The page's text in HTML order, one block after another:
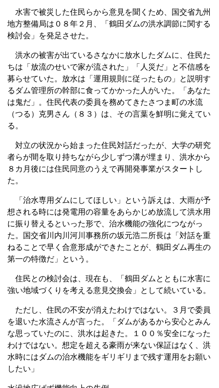
水害で被災した住民らから意見を聞くため、国交省九州
地方整備局は０８年２月、「鶴田ダムの洪水調節に関する
検討会」を発足させた。
洪水の被害が出ているさなかに放水したダムに、住民た
ちは「放流のせいで家が流された」「人災だ」と不信感を
募らせていた。放水は「運用規則に従ったもの」と説明す
るダム管理所の幹部に食ってかかった人がいた。「あなた
は鬼だ」。住民代表の委員を務めてきたさつま町の水流
（つる）克男さん（８３）は、その言葉を鮮明に覚えてい
る。
対立の状況から始まった住民対話だったが、大学の研究
者らが間を取り持ちながら少しずつ溝が埋まり、洪水から
８カ月後には住民同意のうえで再開発事業がスタートし
た。
「治水専用ダムにしてほしい」という訴えは、大雨が予
想される時には発電用の容量をあらかじめ放流して洪水用
に振り替えるといった形で、治水機能の強化につながっ
た。国交省川内川河川事務所の坂元浩二所長は「対話を重
ねることで早く合意形成ができたことが、鶴田ダム再生の
第一の特徴だ」という。
住民との検討会は、現在も、「鶴田ダムとともに水害に
強い地域づくりを考える意見交換会」として続いている。
ただし、住民の不安が消えたわけではない。３月で委員
を退いた水流さんが言った。「ダムがあるから安心とみん
な思っていたのに、洪水は起きた。１００％安全になった
わけではない。想定を超える豪雨が来ない保証はなく、洪
水時にはダムの治水機能をギリギリまで残す運用をお願い
したい」